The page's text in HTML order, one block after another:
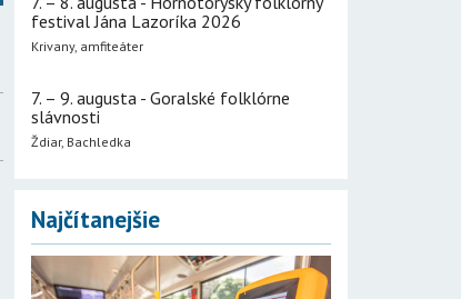
festival Jána Lazoríka 2026
Krivany, amfiteáter
7. – 9. augusta - Goralské folklórne
slávnosti
Ždiar, Bachledka
Najčítanejšie